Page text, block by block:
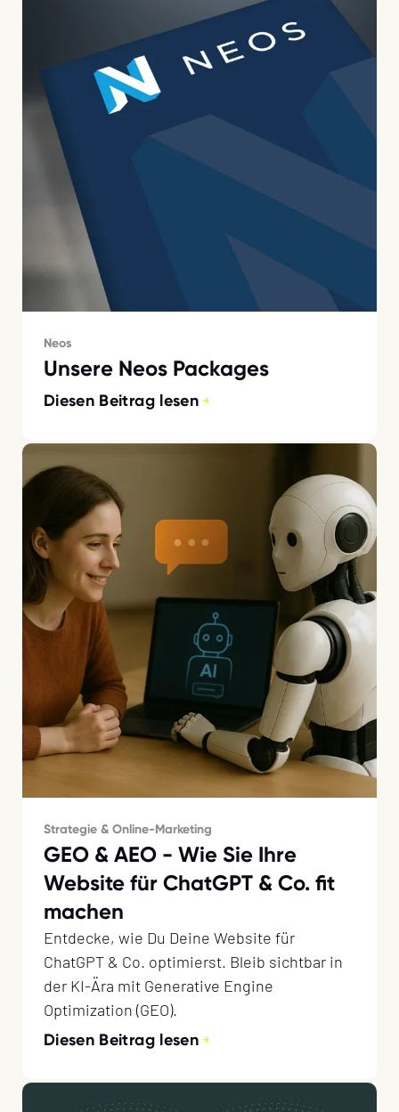
Neos
Unsere Neos Packages
Diesen Beitrag lesen
Strategie & Online-Marketing
GEO & AEO - Wie Sie Ihre
Website für ChatGPT & Co. fit
machen
Entdecke, wie Du Deine Website für
ChatGPT & Co. optimierst. Bleib sichtbar in
der KI-Ära mit Generative Engine
Optimization (GEO).
Diesen Beitrag lesen